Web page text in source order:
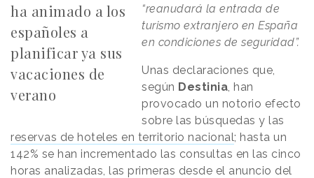
ha animado a los
españoles a
planificar ya sus
vacaciones de
verano
“reanudará la entrada de
turismo extranjero en España
en condiciones de seguridad”.
Unas declaraciones que,
según Destinia , han
provocado un notorio efecto
sobre las búsquedas y las
reservas de hoteles en territorio nacional; hasta un
142% se han incrementado las consultas en las cinco
horas analizadas, las primeras desde el anuncio del